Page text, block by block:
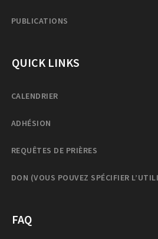
PUBLICATIONS
QUICK LINKS
CALENDRIER
ADHÉSION
REQUÊTES DE PRIÈRES
DON (VOUS POUVEZ SPÉCIFIER
FAQ